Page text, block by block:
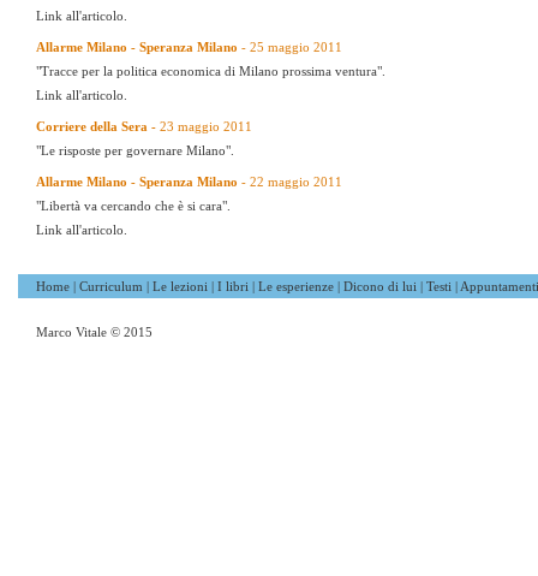
Link all'articolo.
Allarme Milano - Speranza Milano - 25 maggio 2011
"Tracce per la politica economica di Milano prossima ventura".
Link all'articolo.
Corriere della Sera - 23 maggio 2011
"Le risposte per governare Milano".
Allarme Milano - Speranza Milano - 22 maggio 2011
"Libertà va cercando che è si cara".
Link all'articolo.
Home | Curriculum | Le lezioni | I libri | Le esperienze | Dicono di lui | Testi | Appuntamenti
Marco Vitale © 2015